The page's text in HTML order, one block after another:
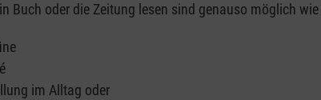
Buch oder die Zeitung lesen sind genauso möglich
im Alltag oder